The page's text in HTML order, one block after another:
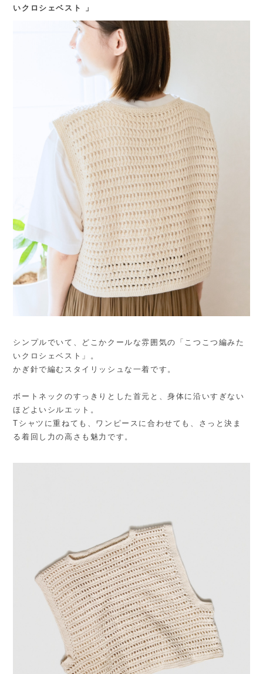
いクロシェベスト 」
シンプルでいて、どこかクールな雰囲気の「こつこつ編みた
いクロシェベスト」。
かぎ針で編むスタイリッシュな一着です。
ボートネックのすっきりとした首元と、身体に沿いすぎない
ほどよいシルエット。
Tシャツに重ねても、ワンピースに合わせても、さっと決ま
る着回し力の高さも魅力です。